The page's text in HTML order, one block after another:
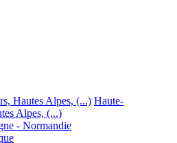
Hautes Alpes, (...) Haute-
Alpes, (...)
- Normandie